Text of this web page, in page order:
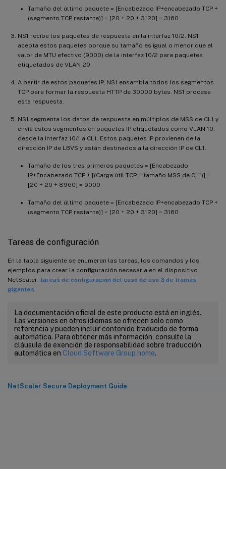
Tamaño del último paquete = [Encabezado IP+encabezado TCP +
(segmento TCP restante)] = [20 + 20 + 3120] = 3160
NS1 recibe los paquetes de respuesta en la interfaz 10/2. NS1
acepta estos paquetes porque su tamaño es igual o menor que el
valor de MTU efectivo (9000) de la interfaz 10/2 para paquetes
etiquetados de VLAN 20.
A partir de estos paquetes IP, NS1 ensambla todos los segmentos
TCP para formar la respuesta HTTP de 30000 bytes. NS1 procesa
esta respuesta.
NS1 segmenta los datos de respuesta en múltiplos de MSS de CL1 y
envía estos segmentos en paquetes IP etiquetados como VLAN 10,
desde la interfaz 10/1 a CL1. Estos paquetes IP provienen de la
dirección IP de LBVS y están destinados a la dirección IP de CL1.
Tamaño de los tres primeros paquetes = [Encabezado
IP+Encabezado TCP + [(Carga útil TCP = tamaño MSS de CL1)] =
[20 + 20 + 8960] = 9000
Tamaño del último paquete = [Encabezado IP+encabezado TCP +
(segmento TCP restante)] = [20 + 20 + 3120] = 3160
Tareas de configuración
En la tabla siguiente se enumeran las tareas, los comandos y los
ejemplos para crear la configuración necesaria en el dispositivo
NetScaler: tareas de configuración del caso de uso 3 de tramas
gigantes.
La documentación oficial de este producto está en inglés.
Las versiones en otros idiomas se ofrecen solo como
referencia y pueden incluir contenido traducido de forma
automática. Para obtener más información, consulte la
cláusula de exención de responsabilidad sobre traducción
automática en Cloud Software Group home.
NetScaler Secure Deployment Guide